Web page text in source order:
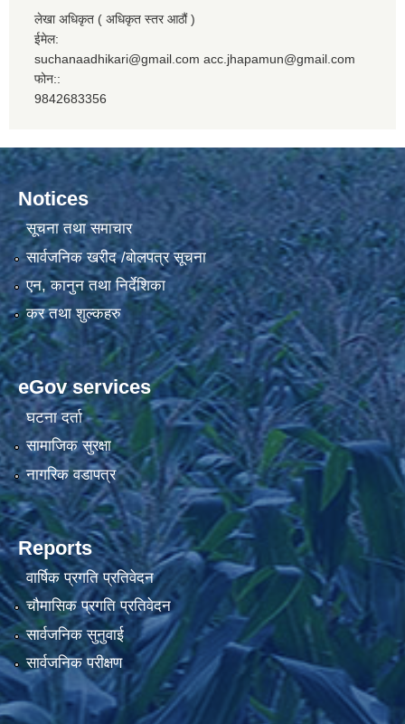
लेखा अधिकृत ( अधिकृत स्तर आठौं )
ईमेल:
suchanaadhikari@gmail.com acc.jhapamun@gmail.com
फोन::
9842683356
Notices
सूचना तथा समाचार
सार्वजनिक खरीद /बोलपत्र सूचना
एन, कानुन तथा निर्देशिका
कर तथा शुल्कहरु
eGov services
घटना दर्ता
सामाजिक सुरक्षा
नागरिक वडापत्र
Reports
वार्षिक प्रगति प्रतिवेदन
चौमासिक प्रगति प्रतिवेदन
सार्वजनिक सुनुवाई
सार्वजनिक परीक्षण